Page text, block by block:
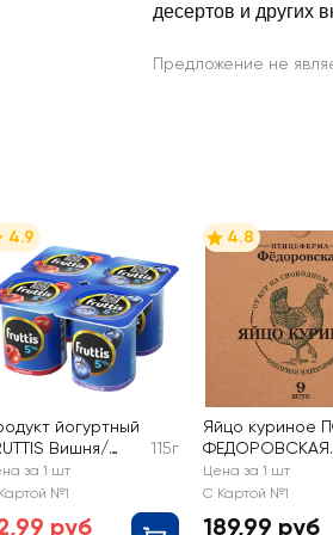
десертов и других
Предложение не
4.9
йогуртный
Вишня/
5%, без змж
115г
за 1 шт
№1
руб
4.8
Яйцо куриное
ФЕДОРОВСКАЯ
Свободный
СО столовое
Цена за 1 шт
С Картой №1
189,99 руб